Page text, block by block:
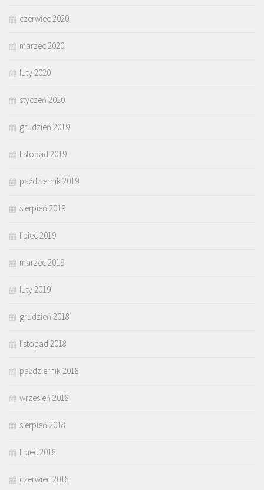
czerwiec 2020
marzec 2020
luty 2020
styczeń 2020
grudzień 2019
listopad 2019
październik 2019
sierpień 2019
lipiec 2019
marzec 2019
luty 2019
grudzień 2018
listopad 2018
październik 2018
wrzesień 2018
sierpień 2018
lipiec 2018
czerwiec 2018